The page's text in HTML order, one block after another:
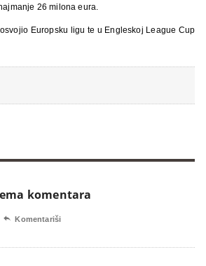
26 milona eura.
Europsku ligu te u Engleskoj League Cup
komentara
 Komentariši